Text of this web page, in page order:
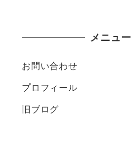
メニュー
お問い合わせ
プロフィール
旧ブログ